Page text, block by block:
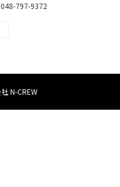
797-9372
N-CREW